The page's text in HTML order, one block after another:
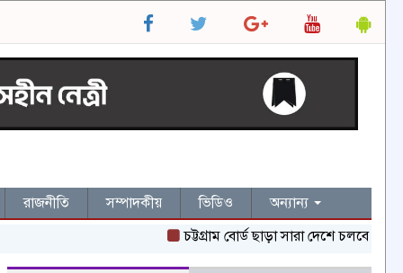
রাজনীতি সম্পাদকীয় ভিডিও
অন্যান্য
চট্টগ্রাম বোর্ড ছাড়া সারা দেশে চলবে এইচএসসি